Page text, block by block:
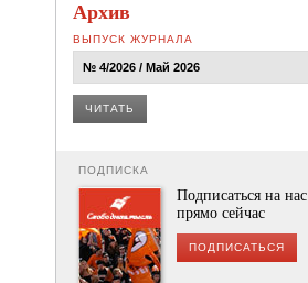
Архив
ВЫПУСК ЖУРНАЛА
ЧИТАТЬ
ПОДПИСКА
Подписаться на нас
прямо сейчас
ПОДПИСАТЬСЯ